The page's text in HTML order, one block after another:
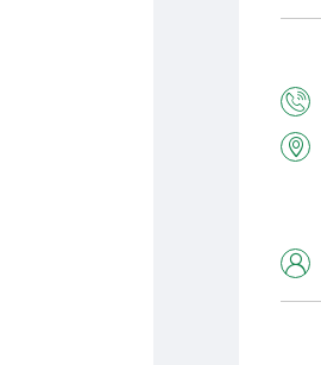


